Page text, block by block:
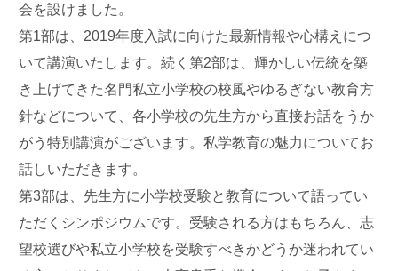
会を設けました。
第1部は、2019年度入試に向けた最新情報や心構えにつ
いて講演いたします。続く第2部は、輝かしい伝統を築
き上げてきた名門私立小学校の校風やゆるぎない教育方
針などについて、各小学校の先生方から直接お話をうか
がう特別講演がございます。私学教育の魅力についてお
話しいただきます。
第3部は、先生方に小学校受験と教育について語ってい
ただくシンポジウムです。受験される方はもちろん、志
望校選びや私立小学校を受験すべきかどうか迷われてい